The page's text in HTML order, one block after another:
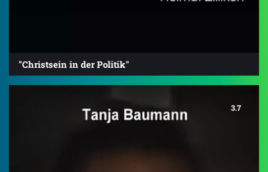
"Christsein in der Politik"
3.7